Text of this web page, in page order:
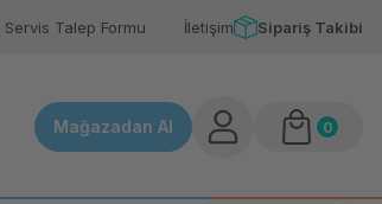
Servis Talep Formu İletişim Sipariş Takibi
Mağazadan Al 0